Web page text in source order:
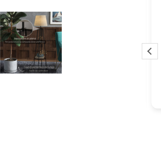
2 settimane fa
Pessima esperienza.
Ho acquistato due poltrone, ma